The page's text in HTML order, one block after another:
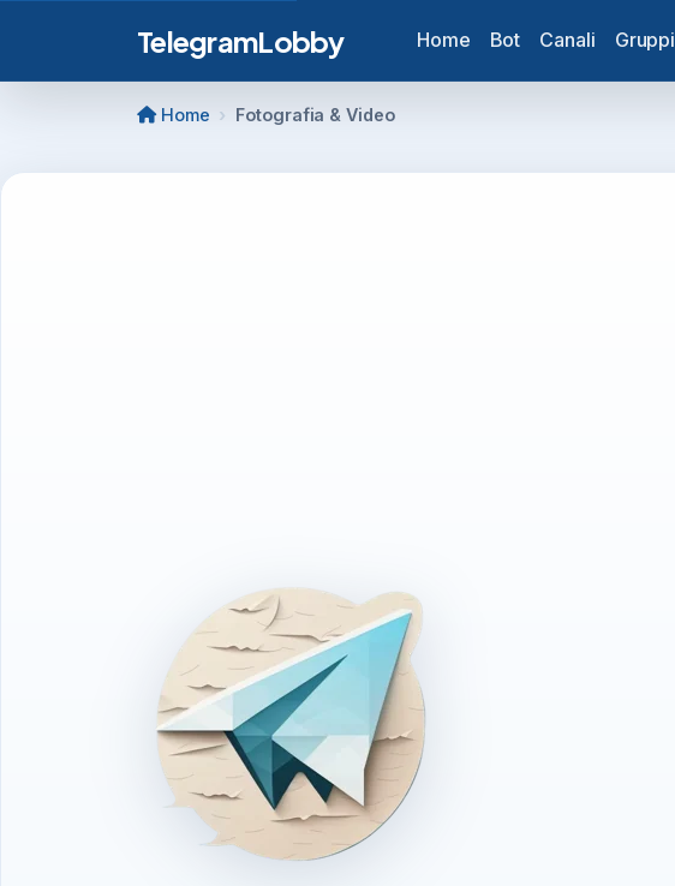
TelegramLobby Home Bot Canali Gruppi
Home Fotografia & Video